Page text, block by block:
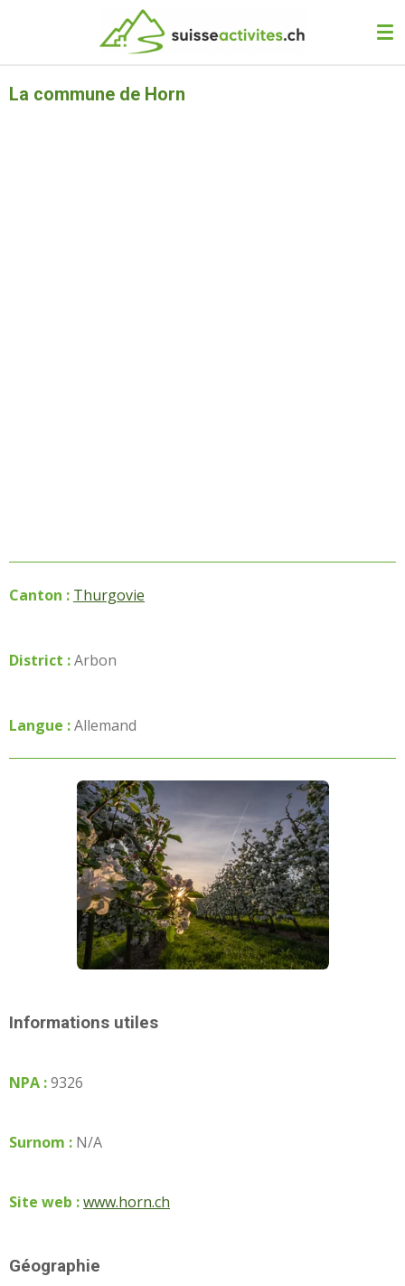
principal
La commune de Horn
Canton : Thurgovie
District :Arbon
Langue :Allemand
Informations utiles
NPA :9326
Surnom : N/A
Site web :www.horn.ch
Géographie